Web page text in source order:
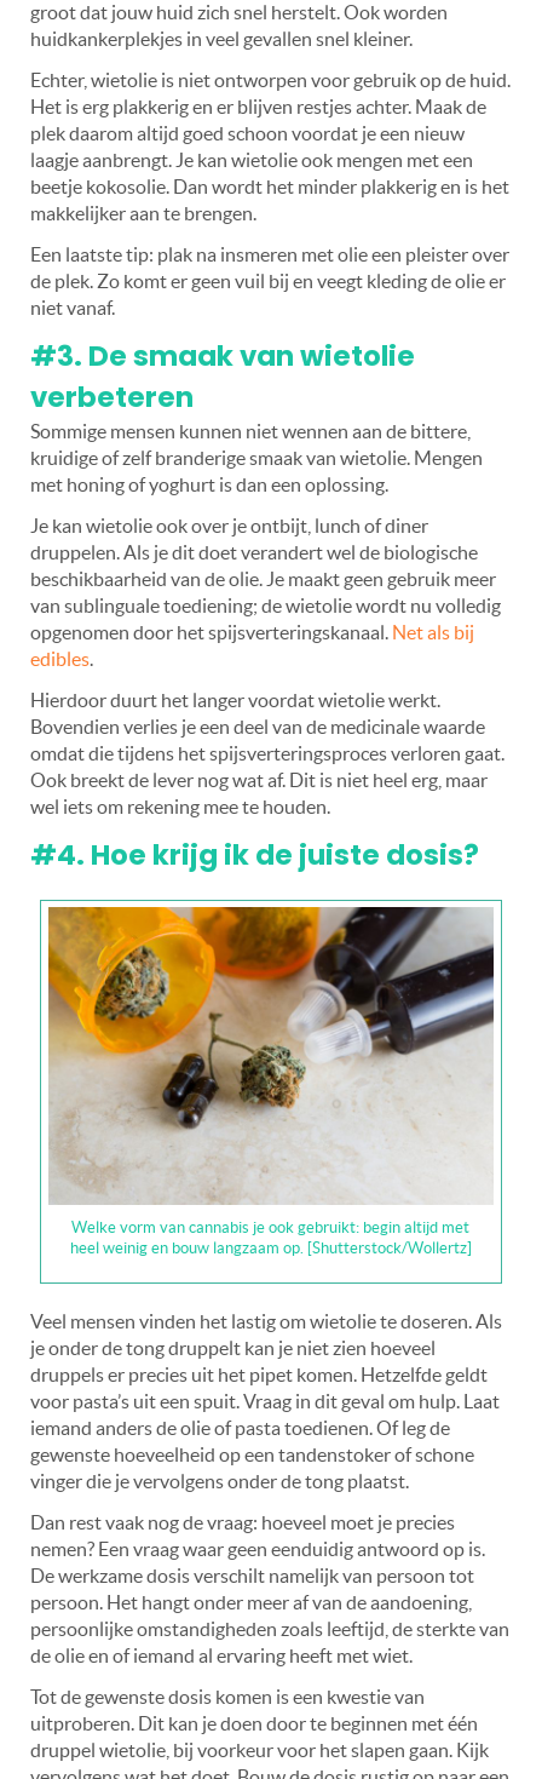
groot dat jouw huid zich snel herstelt. Ook worden
huidkankerplekjes in veel gevallen snel kleiner.
Echter, wietolie is niet ontworpen voor gebruik op de huid.
Het is erg plakkerig en er blijven restjes achter. Maak de
plek daarom altijd goed schoon voordat je een nieuw
laagje aanbrengt. Je kan wietolie ook mengen met een
beetje kokosolie. Dan wordt het minder plakkerig en is het
makkelijker aan te brengen.
Een laatste tip: plak na insmeren met olie een pleister over
de plek. Zo komt er geen vuil bij en veegt kleding de olie er
niet vanaf.
#3. De smaak van wietolie
verbeteren
Sommige mensen kunnen niet wennen aan de bittere,
kruidige of zelf branderige smaak van wietolie. Mengen
met honing of yoghurt is dan een oplossing.
Je kan wietolie ook over je ontbijt, lunch of diner
druppelen.Als je dit doet verandert wel de biologische
beschikbaarheid van de olie. Je maakt geen gebruik meer
van sublinguale toediening; de wietolie wordt nu volledig
opgenomen door het spijsverteringskanaal. Net als bij
edibles.
Hierdoor duurt het langer voordat wietolie werkt.
Bovendien verlies je een deel van de medicinale waarde
omdat die tijdens het spijsverteringsproces verloren gaat.
Ook breekt de lever nog wat af. Dit is niet heel erg, maar
wel iets om rekening mee te houden.
#4. Hoe krijg ik de juiste dosis?
Welke vorm van cannabis je ook gebruikt: begin altijd met
heel weinig en bouw langzaam op. [Shutterstock/Wollertz]
Veel mensen vinden het lastig om wietolie te doseren. Als
je onder de tong druppelt kan je niet zien hoeveel
druppels er precies uit het pipet komen. Hetzelfde geldt
voor pasta’s uit een spuit. Vraag in dit geval om hulp. Laat
iemand anders de olie of pasta toedienen. Of leg de
gewenste hoeveelheid op een tandenstoker of schone
vinger die je vervolgens onder de tong plaatst.
Dan rest vaak nog de vraag: hoeveel moet je precies
nemen? Een vraag waar geen eenduidig antwoord op is.
De werkzame dosis verschilt namelijk van persoon tot
persoon. Het hangt onder meer af van de aandoening,
persoonlijke omstandigheden zoals leeftijd, de sterkte van
de olie en of iemand al ervaring heeft met wiet.
Tot de gewenste dosis komen is een kwestie van
uitproberen. Dit kan je doen door te beginnen met één
druppel wietolie, bij voorkeur voor het slapen gaan. Kijk